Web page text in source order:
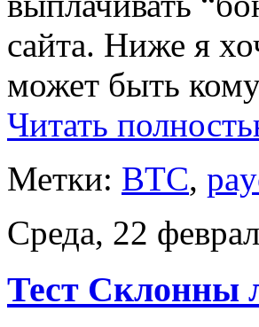
сайта. Ниже я
может быть
Читать
Метки: BTC,
Среда, 22
Тест Склонны